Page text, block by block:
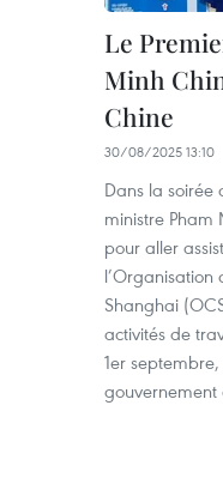
Le
Minh
Chine
30/08/2025 13:10
Dans la soirée
ministre Pham
pour aller
Shanghai
activités de
1er
gouvernement